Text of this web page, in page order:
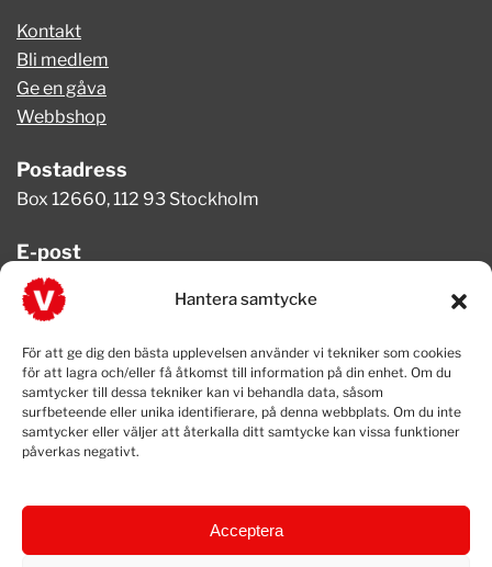
Hantera samtycke
För att ge dig den bästa upplevelsen använder vi tekniker som cookies
för att lagra och/eller få åtkomst till information på din enhet. Om du
samtycker till dessa tekniker kan vi behandla data, såsom
surfbeteende eller unika identifierare, på denna webbplats. Om du inte
samtycker eller väljer att återkalla ditt samtycke kan vissa funktioner
påverkas negativt.
Acceptera
Kontakt
Bli medlem
Ge en gåva
Webbshop
Postadress
Box 12660, 112 93 Stockholm
E-post
info@vansterpartiet.se
08-654 08 20